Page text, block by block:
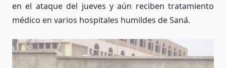
en el ataque del jueves y aún reciben tratamiento
médico en varios hospitales humildes de Saná.